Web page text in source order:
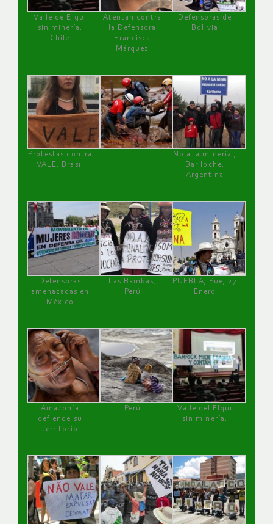
Valle de Elqui
sin minería.
Chile
Atentan contra
la Defensora
Francisca
Márquez
Defensoras de
Bolivia
Protestas contra
VALE, Brasil
No a la minería ,
Bariloche,
Argentina
Defensoras
amenazadas en
México
Las Bambas,
Perú
PUEBLA, Pue, 27
Enero
Amazonía
defiende su
territorio
Perú
Valle del Elqui
sin minería.